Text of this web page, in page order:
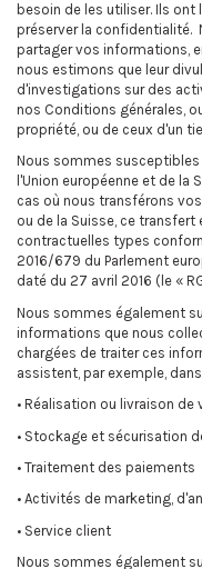
besoin de les utiliser. Ils
préserver la
partager vos informations,
nous estimons que leur
d'investigations sur des
nos Conditions générales,
propriété, ou de ceux d'un
Nous sommes
l'Union européenne et de la
cas où nous transférons
ou de la Suisse, ce
contractuelles types
2016/679 du Parlement
daté du 27 avril 2016 (le «
Nous sommes également
informations que nous
chargées de traiter ces
assistent, par exemple,
• Réalisation ou livraison
• Stockage et sécurisation
• Traitement des paiements
• Activités de marketing,
• Service client
Nous sommes également